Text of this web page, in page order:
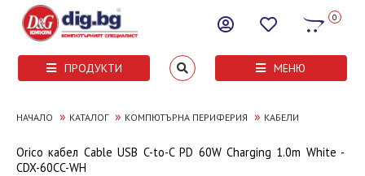
0
ПРОДУКТИ МЕНЮ
НАЧАЛО » КАТАЛОГ » КОМПЮТЪРНА ПЕРИФЕРИЯ » КАБЕЛИ
Orico кабел Cable USB C-to-C PD 60W Charging 1.0m White -
CDX-60CC-WH